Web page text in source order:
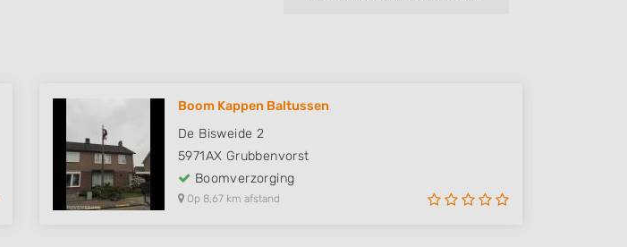
Boom Kappen Baltussen
De Bisweide 2
5971AX Grubbenvorst
Boomverzorging
Op 8,67 km afstand